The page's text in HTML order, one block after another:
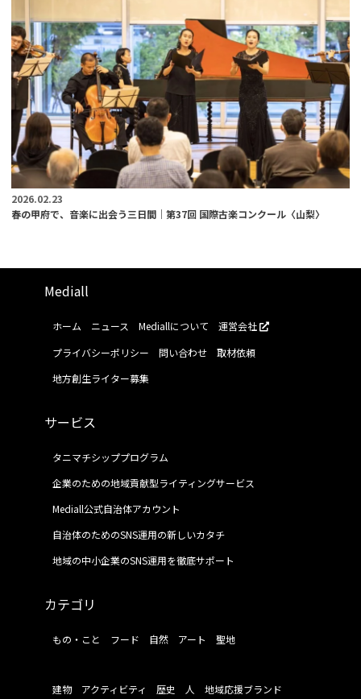
2026.02.23
春の甲府で、音楽に出会う三日間｜第37回 国際古楽コンクール〈山梨〉
Mediall
ホーム ニュース Mediallについて
運営会社
プライバシーポリシー
問い合わせ
取材依頼
地方創生ライター募集
サービス
タニマチシッププログラム
企業のための地域貢献型ライティングサービス
Mediall公式自治体アカウント
自治体のためのSNS運用の新しいカタチ
地域の中小企業のSNS運用を徹底サポート
カテゴリ
もの・こと フード 自然 アート 聖地
建物 アクティビティ 歴史 人 地域応援ブランド